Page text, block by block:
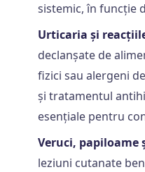
sistemic, în funcție
Urticaria și
declanșate de
fizici sau alergeni
și tratamentul
esențiale pentru
Veruci, papiloame
leziuni cutanate